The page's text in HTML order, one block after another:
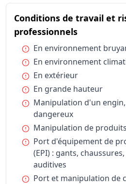
Conditions de travail et risques
Conditions de travail et risques
Conditions de travail et risques
Conditions de travail et risques
Conditions de travail et risques
Conditions de travail et risques
Conditions de travail et risques
Statut d'emploi
Statut d'emploi
Conditions de travail et
professionnelsdu métier
Condition :
En environnement
Condition :
En environnement
Condition :
En extérieur
Condition :
En grande hauteur
Condition :
Manipulation d'un
dangereux
Condition :
Manipulation de
Condition :
Port d'équipement de
(EPI) : gants,
auditives
Condition :
Port et manipulation de